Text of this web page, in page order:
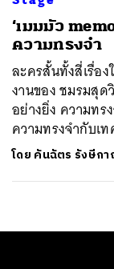
‘เมมมัว
ความทรงจำ
ละครสั้นทั้งสี่เรื่อง
งานของ ชมรมสุด
อย่างยิ่ง ความทร
ความทรงจำกับเท
โดย คันฉัตร รังษีก